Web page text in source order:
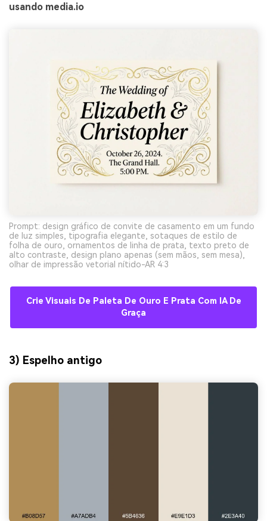
usando media.io
Prompt: design gráfico de convite de casamento em um fundo
de luz simples, tipografia elegante, sotaques de estilo de
folha de ouro, ornamentos de linha de prata, texto preto de
alto contraste, design plano apenas (sem mãos, sem mesa),
olhar de impressão vetorial nítido-AR 4:3
Crie Visuais De Paleta De Ouro E Prata Com IA De
Graça
3) Espelho antigo